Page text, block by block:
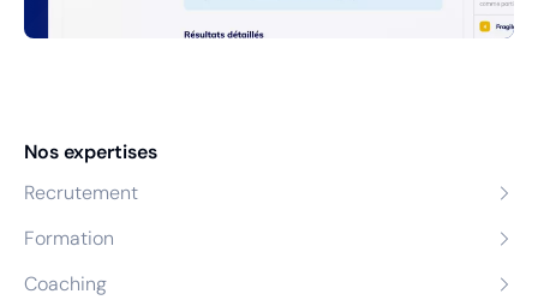
Nos expertises
Recrutement
Formation
Coaching